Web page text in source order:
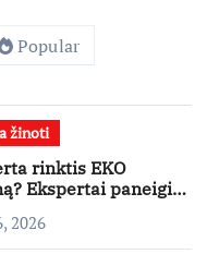
Popular
žinoti
rinktis EKO
Ekspertai paneigia
mitus
2026